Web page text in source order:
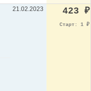
21.02.2023 423 ₽
Старт: 1 ₽